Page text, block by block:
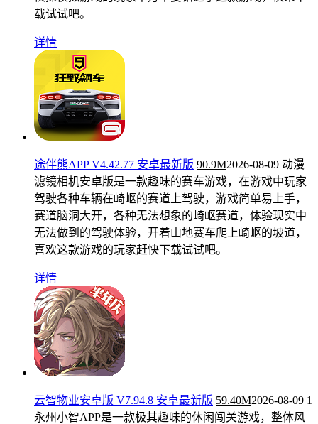
载试试吧。
详情
途伴熊APP V4.42.77 安卓最新版 90.9M2026-08-09 动漫
滤镜相机安卓版是一款趣味的赛车游戏，在游戏中玩家
驾驶各种车辆在崎岖的赛道上驾驶，游戏简单易上手，
赛道脑洞大开，各种无法想象的崎岖赛道，体验现实中
无法做到的驾驶体验，开着山地赛车爬上崎岖的坡道，
喜欢这款游戏的玩家赶快下载试试吧。
详情
云智物业安卓版 V7.94.8 安卓最新版 59.40M2026-08-09 1
永州小智APP是一款极其趣味的休闲闯关游戏，整体风